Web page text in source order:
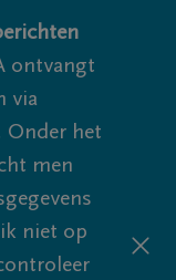
ontvangt
via
Onder het
men
niet op